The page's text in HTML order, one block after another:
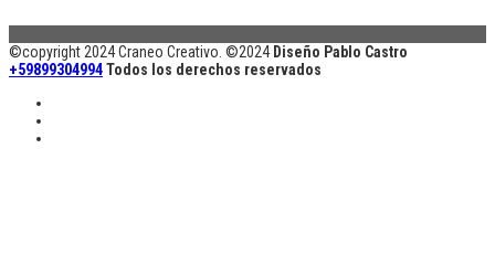
©copyright 2024 Craneo Creativo. ©2024 Diseño Pablo Castro
+59899304994Todos los derechos reservados